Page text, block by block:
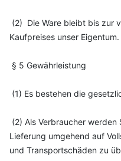
(2) Die Ware bleibt bis zur
Kaufpreises unser Eigentum.
§ 5 Gewährleistung
(1) Es bestehen die
(2) Als Verbraucher
Lieferung umgehend auf
und Transportschäden zu